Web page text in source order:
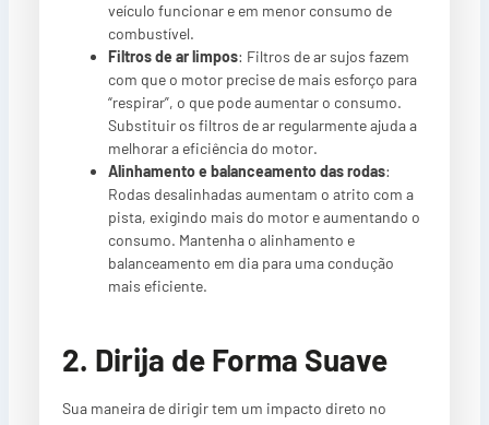
veículo funcionar e em menor consumo de
combustível.
Filtros de ar limpos: Filtros de ar sujos fazem
com que o motor precise de mais esforço para
“respirar”, o que pode aumentar o consumo.
Substituir os filtros de ar regularmente ajuda a
melhorar a eficiência do motor.
Alinhamento e balanceamento das rodas:
Rodas desalinhadas aumentam o atrito com a
pista, exigindo mais do motor e aumentando o
consumo. Mantenha o alinhamento e
balanceamento em dia para uma condução
mais eficiente.
2. Dirija de Forma Suave
Sua maneira de dirigir tem um impacto direto no